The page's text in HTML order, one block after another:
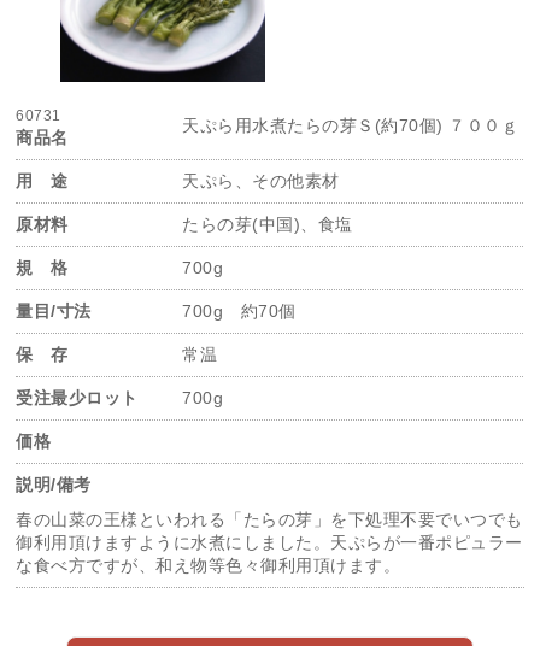
60731
商品名
天ぷら用水煮たらの芽Ｓ(約70個) ７００ｇ
用 途 天ぷら、その他素材
原材料 たらの芽(中国)、食塩
規 格 700g
量目/寸法 700g 約70個
保 存 常温
受注最少ロット 700g
価格
説明/備考
春の山菜の王様といわれる「たらの芽」を下処理不要でいつでも
御利用頂けますように水煮にしました。天ぷらが一番ポピュラー
な食べ方ですが、和え物等色々御利用頂けます。